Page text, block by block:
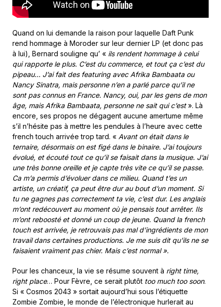
Quand on lui demande la raison pour laquelle Daft Punk
rend hommage à Moroder sur leur dernier LP (et donc pas
à lui), Bernard souligne qu’ « ils rendent hommage à celui
qui rapporte le plus. C’est du commerce, et tout ça c’est du
pipeau… J’ai fait des featuring avec Afrika Bambaata ou
Nancy Sinatra, mais personne n’en a parlé parce qu’il ne
sont pas connus en France. Nancy, oui, par les gens de mon
âge, mais Afrika Bambaata, personne ne sait qui c’est». Là
encore, ses propos ne dégagent aucune amertume même
s’il n’hésite pas à mettre les pendules à l’heure avec cette
french touch arrivée trop tard. « Avant on était dans le
ternaire, désormais on est figé dans le binaire. J’ai toujours
évolué, et écouté tout ce qu’il se faisait dans la musique. J’ai
une très bonne oreille et je capte très vite ce qu’il se passe.
Ca m’a permis d’évoluer dans ce milieu. Quand t’es un
artiste, un créatif, ça peut être dur au bout d’un moment. Si
tu ne gagnes pas correctement ta vie, c’est dur. Les anglais
m’ont redécouvert au moment où je pensais tout arrêter. Ils
m’ont reboosté et donné un coup de jeune. Quand la french
touch est arrivée, je retrouvais pas mal d’ingrédients de mon
travail dans certaines productions. Je me suis dit qu’ils ne se
faisaient vraiment pas chier. Mais c’est normal ».
Pour les chanceux, la vie se résume souvent à right time,
right place… Pour Fèvre, ce serait plutôt too much too soon.
Si « Cosmos 2043 » sortait aujourd’hui sous l’étiquette
Zombie Zombie, le monde de l’électronique hurlerait au